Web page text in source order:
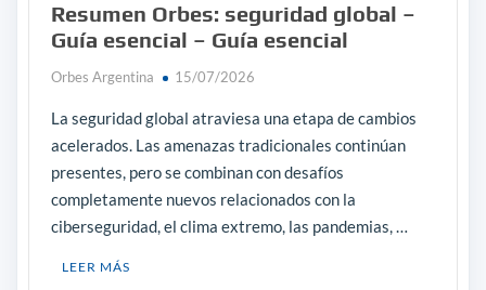
Resumen Orbes: seguridad global –
Guía esencial – Guía esencial
Orbes Argentina 15/07/2026
La seguridad global atraviesa una etapa de cambios
acelerados. Las amenazas tradicionales continúan
presentes, pero se combinan con desafíos
completamente nuevos relacionados con la
ciberseguridad, el clima extremo, las pandemias, …
LEER MÁS